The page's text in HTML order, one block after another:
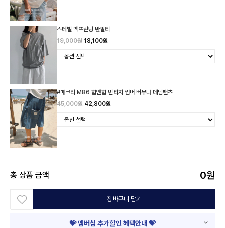
스테빌 백프린팅 반팔티
19,000원 18,100원
#매크리 M86 힙앤힙 빈티지 썸머 버뮤다 데님팬츠
45,000원 42,800원
총 상품 금액 0원
장바구니 담기
💝 멤버십 추가할인 혜택안내 💝